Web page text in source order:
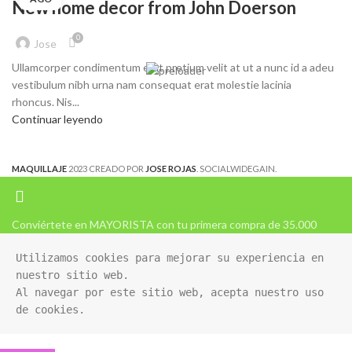
New home decor from John Doerson
Jose 0
Ullamcorper condimentum erat pretium velit at ut a nunc id a adeu
vestibulum nibh urna nam consequat erat molestie lacinia
rhoncus. Nis...
Continuar leyendo
MAQUILLAJE 2023 CREADO POR JOSE ROJAS . SOCIALWIDEGAIN.
Conviértete en MAYORISTA con tu primera compra de 35.000
Utilizamos cookies para mejorar su experiencia en
nuestro sitio web.
Al navegar por este sitio web, acepta nuestro uso
de cookies.